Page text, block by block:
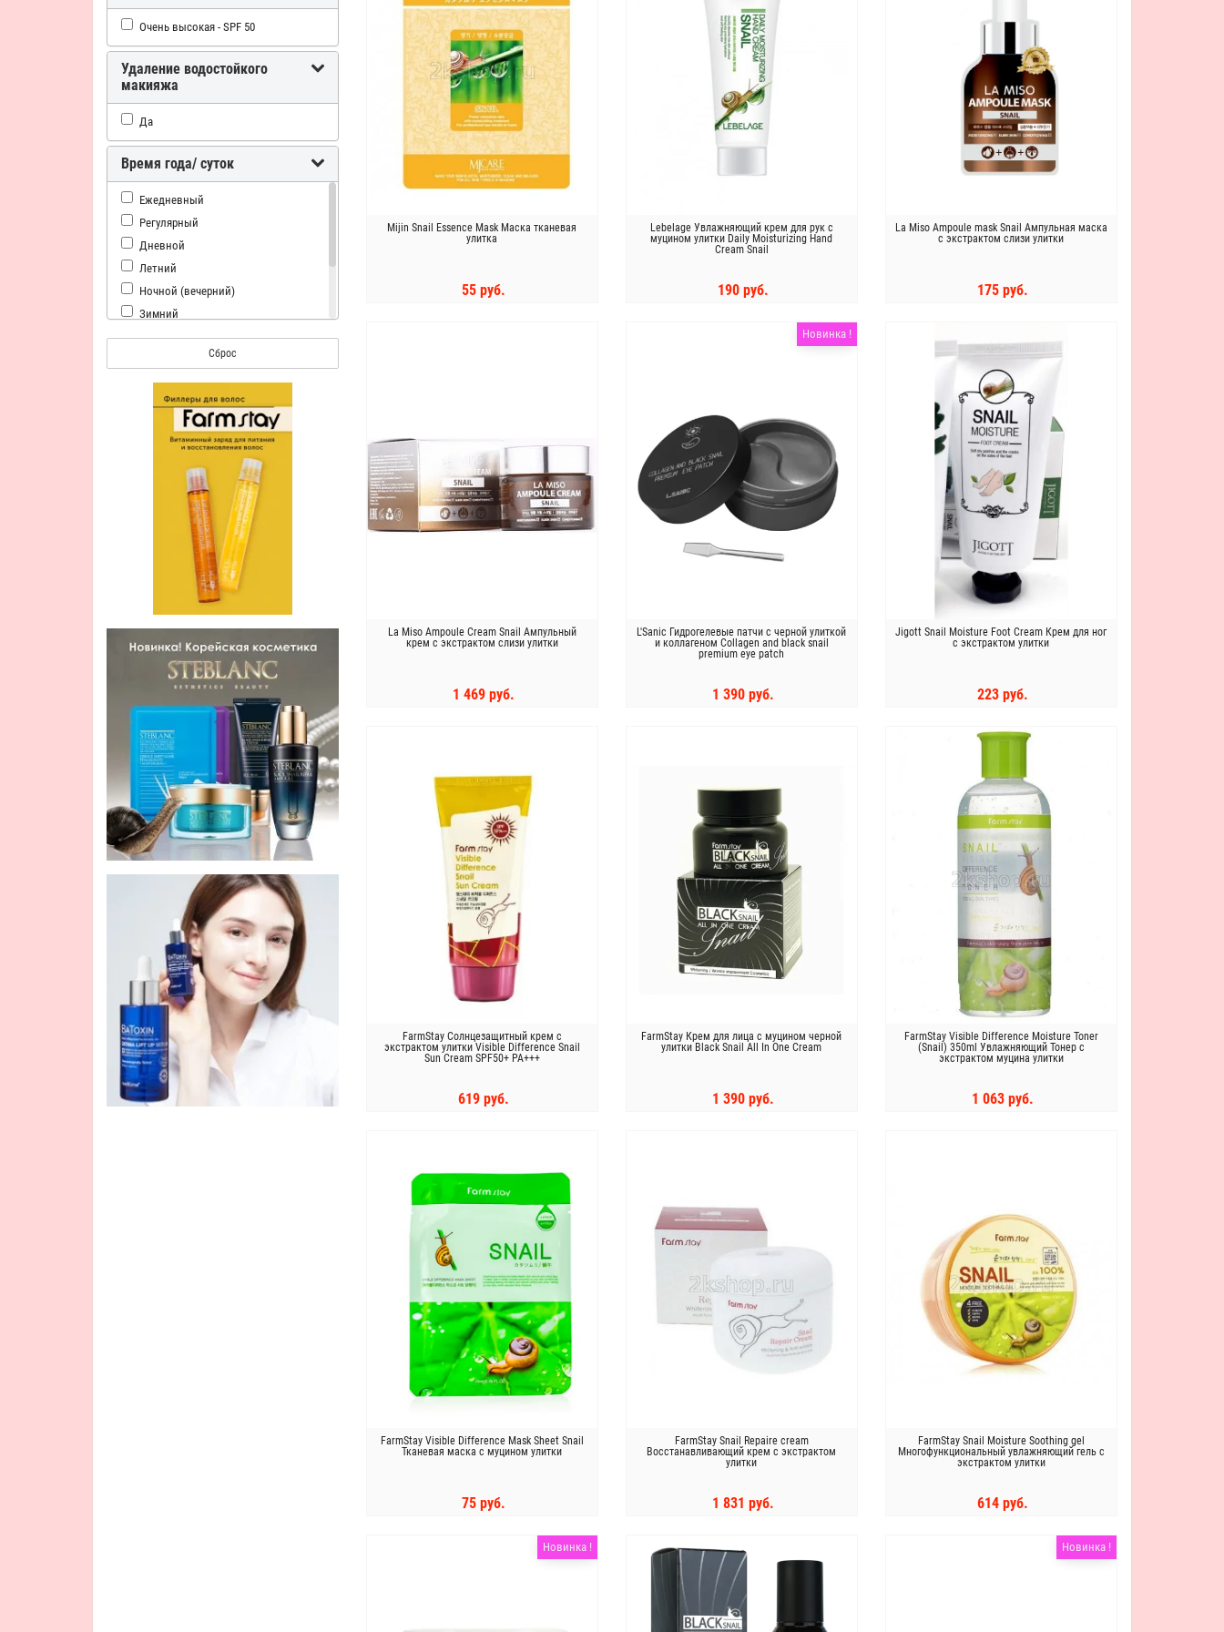
Очищение
Лечение акне
Снятие отечности
Выравнивание тона
Сужение пор
Восстановление
Гладкая кожа
Антибактериальный
Выравнивание текстуры
Лифитинг
Омолаживание
Регенерация
Регулирование работы сальных
Увлажнение и питание
Улучшение цвета
Очень высокая - SPF 50
Удаление водостойкого
макияжа
Да
Время года/ суток
Ежедневный
Регулярный
Дневной
Летний
Ночной (вечерний)
Зимний
Ежеденевный
24 часа
Сброс
Mijin Snail Essence Mask Маска тканевая
улитка
55 руб.
Lebelage Увлажняющий крем для рук с
муцином улитки Daily Moisturizing Hand
Cream Snail
190 руб.
La Miso Ampoule mask Snail Ампульная маска
с экстрактом слизи улитки
175 руб.
La Miso Ampoule Cream Snail Ампульный
крем с экстрактом слизи улитки
1 469 руб.
Новинка !
L'Sanic Гидрогелевые патчи с черной улиткой
и коллагеном Collagen and black snail
premium eye patch
1 390 руб.
Jigott Snail Moisture Foot Cream Крем для ног
с экстрактом улитки
223 руб.
КУПИТЬ
FarmStay Солнцезащитный крем с
экстрактом улитки Visible Difference Snail
Sun Cream SPF50+ PA+++
619 руб.
FarmStay Крем для лица с муцином черной
улитки Black Snail All In One Cream
1 390 руб.
FarmStay Visible Difference Moisture Toner
(Snail) 350ml Увлажняющий Тонер с
экстрактом муцина улитки
1 063 руб.
FarmStay Visible Difference Mask Sheet Snail
Тканевая маска с муцином улитки
75 руб.
FarmStay Snail Repaire cream
Восстанавливающий крем с экстрактом
улитки
1 831 руб.
FarmStay Snail Moisture Soothing gel
Многофункциональный увлажняющий гель с
экстрактом улитки
614 руб.
Новинка ! Новинка !